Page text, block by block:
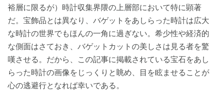
裕層に限るが）時計収集界隈の上層部において特に顕著
だ。宝飾品とは異なり、バゲットをあしらった時計は広大
な時計の世界でもほんの一角に過ぎない。希少性や経済的
な側面はさておき、バゲットカットの美しさは見る者を驚
嘆させる。だから、この記事に掲載されている宝石をあし
らった時計の画像をじっくりと眺め、目を眩ませることが
心の逃避行となれば幸いである。